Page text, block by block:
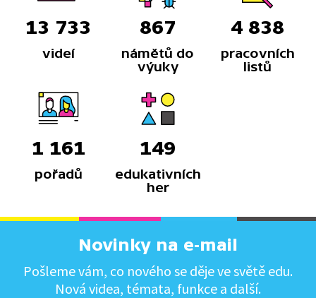
13 733
videí
867
námětů do
výuky
4 838
pracovních
listů
1 161
pořadů
149
edukativních
her
Novinky na e-mail
Pošleme vám, co nového se děje ve světě edu.
Nová videa, témata, funkce a další.